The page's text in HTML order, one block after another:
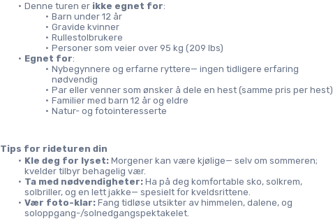
Denne turen er ikke egnet for:
Barn under 12 år
Gravide kvinner
Rullestolbrukere
Personer som veier over 95 kg (209 lbs)
Egnet for:
Nybegynnere og erfarne ryttere— ingen tidligere erfaring
nødvendig
Par eller venner som ønsker å dele en hest (samme pris per hest)
Familier med barn 12 år og eldre
Natur- og fotointeresserte
Tips for rideturen din
Kle deg for lyset: Morgener kan være kjølige— selv om sommeren;
kvelder tilbyr behagelig vær.
Ta med nødvendigheter: Ha på deg komfortable sko, solkrem,
solbriller, og en lett jakke— spesielt for kveldsrittene.
Vær foto-klar: Fang tidløse utsikter av himmelen, dalene, og
soloppgang-/solnedgangspektakelet.